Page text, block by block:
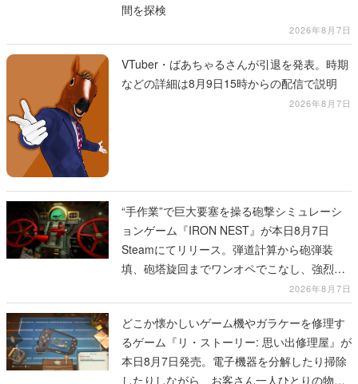
間を探検
2026年8月7日
VTuber・ばあちゃるさんが引退を発表。時期
などの詳細は8月9日15時からの配信で説明
2026年8月7日
“手作業”で巨大要塞を操る砲撃シミュレーシ
ョンゲーム『IRON NEST』が本日8月7日
Steamにてリリース。弾道計算から砲弾装
填、砲塔旋回までワンオペでこなし、強烈な
一撃をブチかませるロマンある作品2026年8月7日
どこか懐かしいゲーム機やガラケーを修理す
るゲーム『リ・ストーリー: 思い出修理屋』が
本日8月7日発売。電子機器を分解したり掃除
したりしながら、お客さん一人ひとりの物語